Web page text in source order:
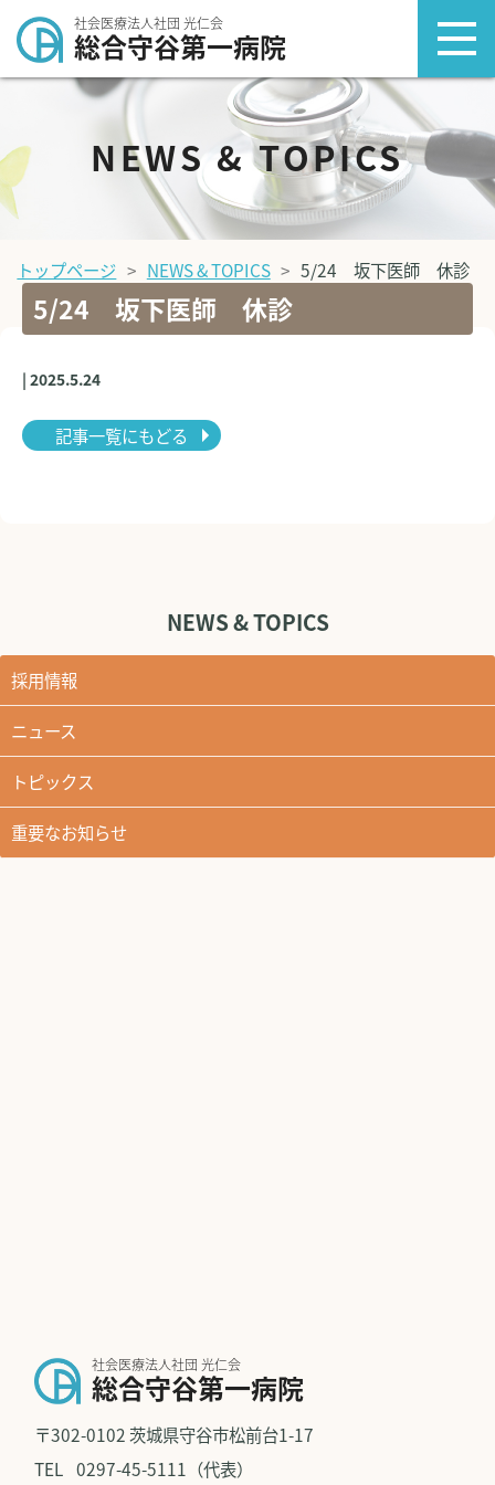
社会医療法人社団 光仁会
総合守谷第一病院
NEWS & TOPICS
トップページ NEWS & TOPICS 5/24 坂下医師 休診
5/24 坂下医師 休診
| 2025.5.24
記事一覧にもどる
NEWS & TOPICS
採用情報
ニュース
トピックス
重要なお知らせ
社会医療法人社団 光仁会
総合守谷第一病院
〒302-0102 茨城県守谷市松前台1-17
TEL 0297-45-5111（代表）